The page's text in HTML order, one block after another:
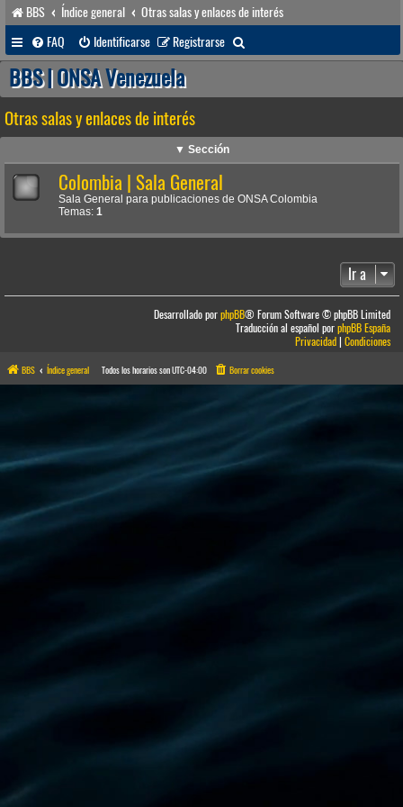
BBS Índice general
Otras salas y enlaces de interés
FAQ
Identificarse Registrarse
u
a
r
BBS | ONSA Venezuela
Otras salas y enlaces de interés
▼ Sección
Colombia | Sala General
Sala General para publicaciones de ONSA Colombia
Temas: 1
Ir a
Desarrollado porphpBB® Forum Software © phpBB Limited
Traducción al español porphpBB España
Privacidad|Condiciones
BBS Índice general Todos los horarios sonUTC-04:00 Borrar cookies